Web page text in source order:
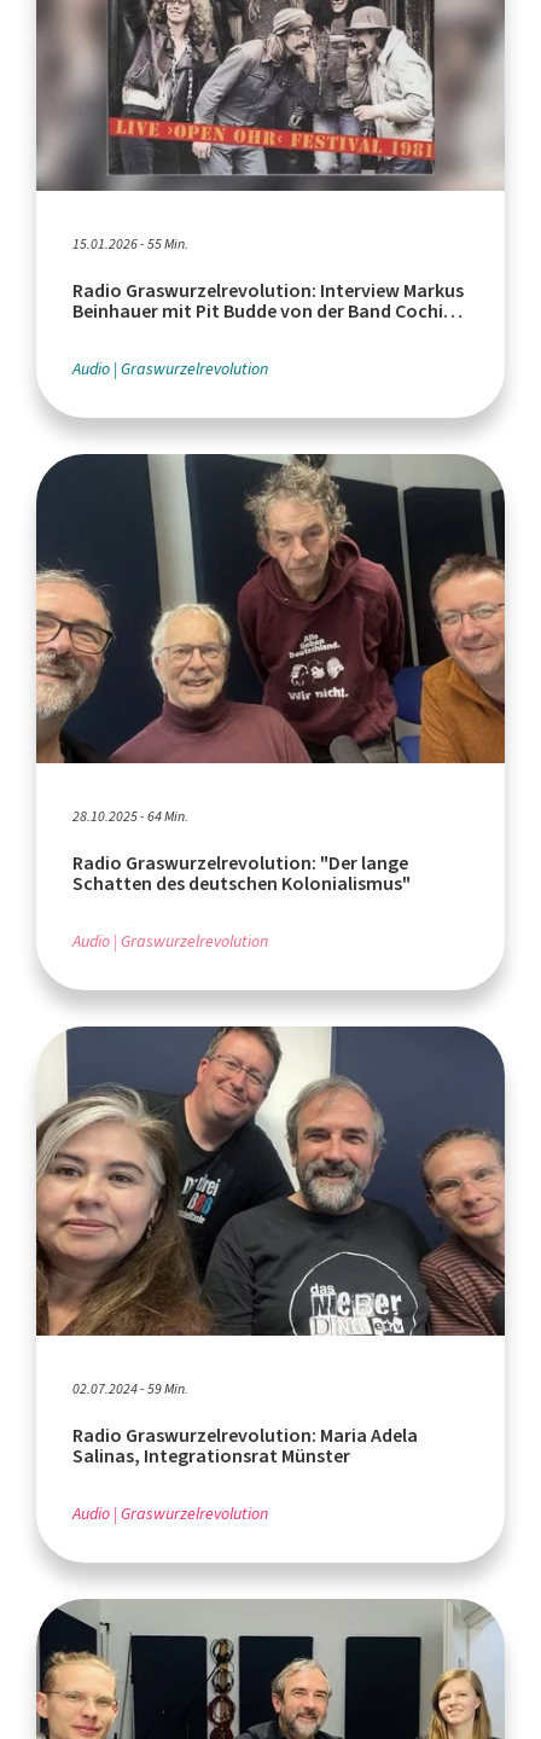
15.01.2026 - 55 Min.
Radio Graswurzelrevolution: Interview Markus
Beinhauer mit Pit Budde von der Band Cochise
Audio Graswurzelrevolution
28.10.2025 - 64 Min.
Radio Graswurzelrevolution: "Der lange
Schatten des deutschen Kolonialismus"
Audio Graswurzelrevolution
02.07.2024 - 59 Min.
Radio Graswurzelrevolution: Maria Adela
Salinas, Integrationsrat Münster
Audio Graswurzelrevolution